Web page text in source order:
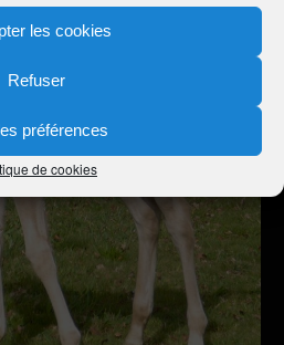
les cookies
Refuser
préférences
de cookies